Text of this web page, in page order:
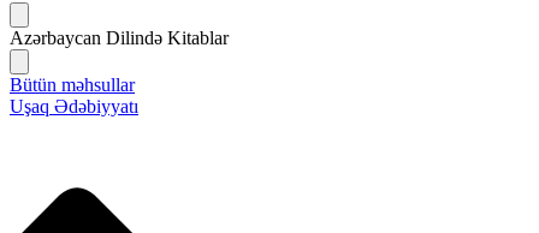
Azərbaycan Dilində Kitablar
Bütün məhsullar
Uşaq Ədəbiyyatı